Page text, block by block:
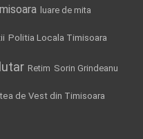
luare de mita
Politia Locala Timisoara
Retim Sorin Grindeanu
de Vest din Timisoara